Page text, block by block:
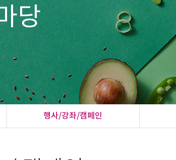
당
행사/강좌/캠페인